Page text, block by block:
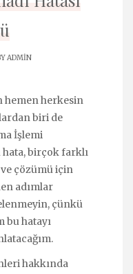
ADMIN
hemen herkesin
biri de
İşlemi
hata, birçok farklı
çözümü için
adımlar
çünkü
bu hatayı
hakkında